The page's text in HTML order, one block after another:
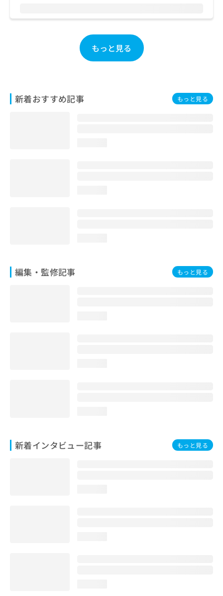
もっと見る
新着おすすめ記事 もっと見る
編集・監修記事 もっと見る
新着インタビュー記事 もっと見る
問
ら